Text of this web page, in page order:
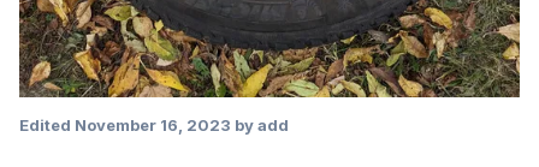
Edited November 16, 2023 by add